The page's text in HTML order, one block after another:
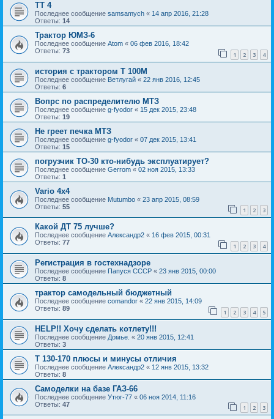
ТТ 4
Последнее сообщение samsamych « 14 апр 2016, 21:28
Ответы: 14
Трактор ЮМЗ-6
Последнее сообщение Atom « 06 фев 2016, 18:42
Ответы: 73 1 2 3 4
история с трактором Т 100М
Последнее сообщение Ветлугай « 22 янв 2016, 12:45
Ответы: 6
Вопрс по распределителю МТЗ
Последнее сообщение g-fyodor « 15 дек 2015, 23:48
Ответы: 19
Не греет печка МТЗ
Последнее сообщение g-fyodor « 07 дек 2015, 13:41
Ответы: 15
погрузчик ТО-30 кто-нибудь эксплуатирует?
Последнее сообщение Gerrom « 02 ноя 2015, 13:33
Ответы: 1
Vario 4x4
Последнее сообщение Mutumbo « 23 апр 2015, 08:59
Ответы: 55 1 2 3
Какой ДТ 75 лучше?
Последнее сообщение Александр2 « 16 фев 2015, 00:31
Ответы: 77 1 2 3 4
Регистрация в гостехнадзоре
Последнее сообщение Папуся СССР « 23 янв 2015, 00:00
Ответы: 8
трактор самодельный бюджетный
Последнее сообщение comandor « 22 янв 2015, 14:09
Ответы: 89 1 2 3 4 5
HELP!! Хочу сделать котлету!!!
Последнее сообщение Домье. « 20 янв 2015, 12:41
Ответы: 3
Т 130-170 плюсы и минусы отличия
Последнее сообщение Александр2 « 12 янв 2015, 13:32
Ответы: 8
Самоделки на базе ГАЗ-66
Последнее сообщение Утюг-77 « 06 ноя 2014, 11:16
Ответы: 47 1 2 3